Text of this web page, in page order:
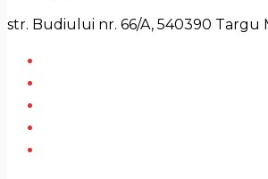
str. Budiului nr. 66/A, 540390 Targu